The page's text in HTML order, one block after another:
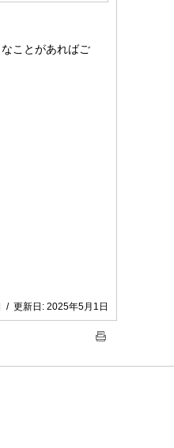
ことがあればご
/ 更新日: 2025年5月1日